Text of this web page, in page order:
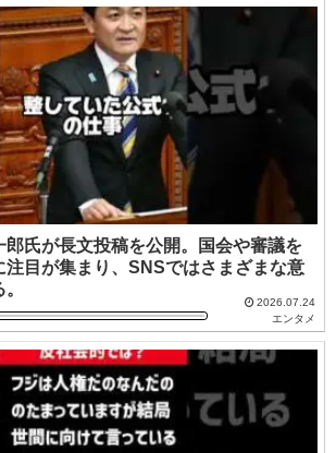
郎氏が長文投稿を公開。国会や審議を
注目が集まり、SNSではさまざまな意
2026.07.24
エンタメ